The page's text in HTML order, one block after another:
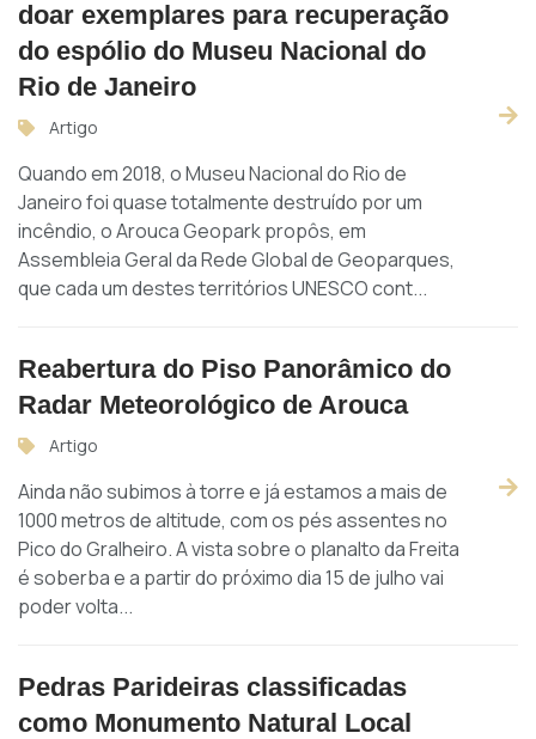
doar exemplares para recuperação
do espólio do Museu Nacional do
Rio de Janeiro
Artigo
Quando em 2018, o Museu Nacional do Rio de
Janeiro foi quase totalmente destruído por um
incêndio, o Arouca Geopark propôs, em
Assembleia Geral da Rede Global de Geoparques,
que cada um destes territórios UNESCO cont...
Reabertura do Piso Panorâmico do
Radar Meteorológico de Arouca
Artigo
Ainda não subimos à torre e já estamos a mais de
1000 metros de altitude, com os pés assentes no
Pico do Gralheiro. A vista sobre o planalto da Freita
é soberba e a partir do próximo dia 15 de julho vai
poder volta...
Pedras Parideiras classificadas
como Monumento Natural Local